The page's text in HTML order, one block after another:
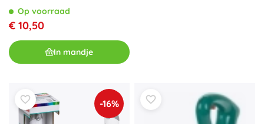
Op voorraad
€ 10,50
In mandje
-16%